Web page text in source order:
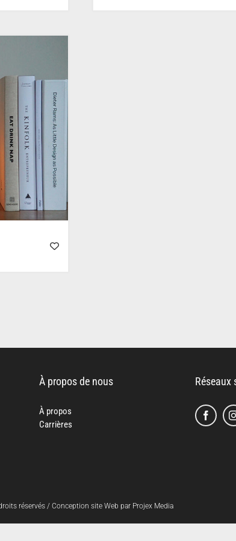
À propos de nous
À propos
Carrières
Réseaux
réservés / Conception site Web par Projex Media